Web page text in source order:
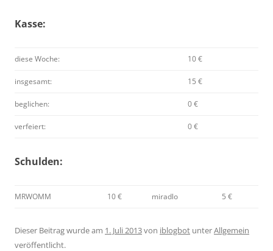
Kasse:
diese Woche: 10 €
insgesamt: 15 €
beglichen: 0 €
verfeiert: 0 €
Schulden:
MRWOMM 10 € miradlo 5 €
Dieser Beitrag wurde am 1. Juli 2013von iblogbot unterAllgemein
veröffentlicht.